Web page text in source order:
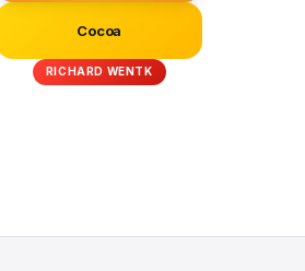
Cocoa
RICHARD WENTK